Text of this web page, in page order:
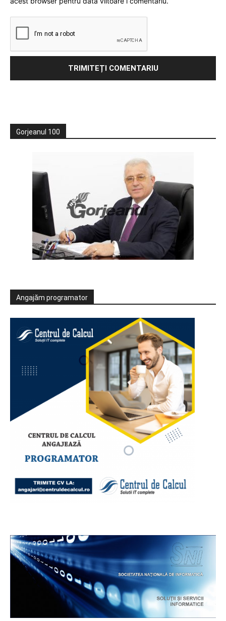
Gorjeanul 100
Angajăm programator